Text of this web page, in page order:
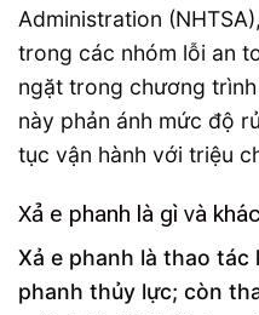
Administration
trong các nhóm lỗi an
ngặt trong chương
này phản ánh mức độ
tục vận hành với triệu
Xả e phanh là gì và
Xả e phanh là thao tác
phanh thủy lực; còn